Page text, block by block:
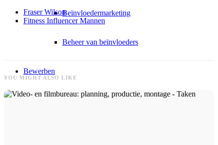
Beïnvloedermarketing
Beheer van beïnvloeders
Bewerben
Fraser Wilson
Fitness Influencer Mannen
YOU MIGHT ALSO LIKE